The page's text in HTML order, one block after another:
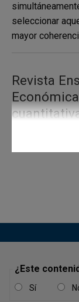
seleccionar
mayor
Revista
las recesiones
Revista
¿Este
Sí